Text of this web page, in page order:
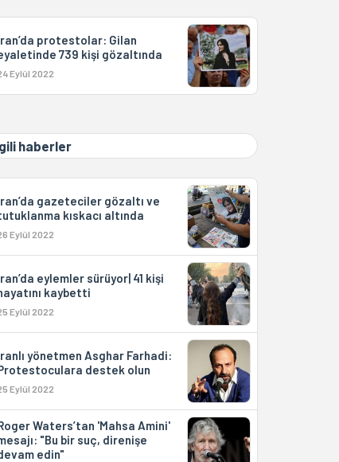
protestolar: Gilan
739 kişi gözaltında
Eylül 2022
haberler
gazeteciler gözaltı ve
kıskacı altında
Eylül 2022
eylemler sürüyor| 41 kişi
kaybetti
Eylül 2022
yönetmen Asghar Farhadi:
destek olun
Eylül 2022
Waters’tan 'Mahsa Amini'
"Bu bir suç, direnişe
edin"